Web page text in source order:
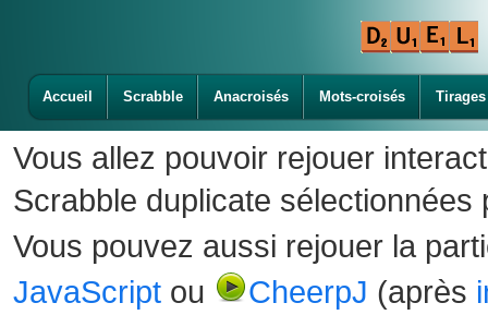
Accueil Scrabble Anacroisés Mots-croisés Tirages
Vous allez pouvoir rejouer
Scrabble duplicate sélectionnées
Vous pouvez aussi rejouer la
JavaScript ou CheerpJ (après